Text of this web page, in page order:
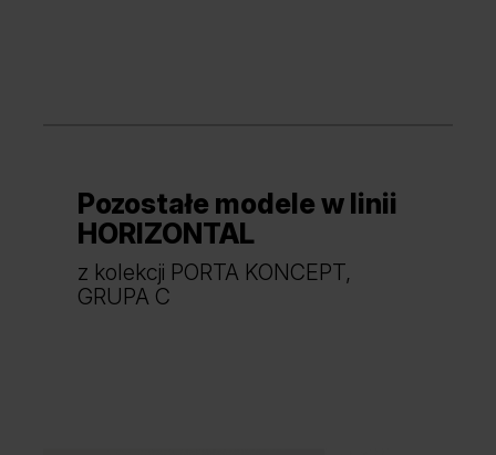
Dąb Craft Złoty Dąb Catania
Pozostałe modele w linii
HORIZONTAL
z kolekcji PORTA KONCEPT,
GRUPA C